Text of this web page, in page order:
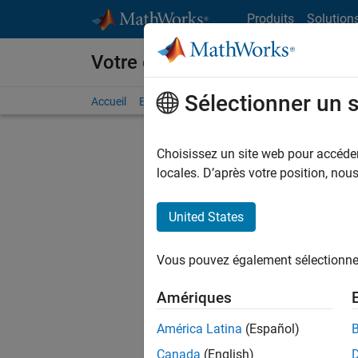
Produits
Votre carrière chez MathWorks
Accueil Explorer nos opportunités Adresses de
d'offre
Les
Sélectionner un
Choisissez un site web pour
locales. D’après votre position,
United States
Vous pouvez également
Amériques
América Latina (Español)
Canada (English)